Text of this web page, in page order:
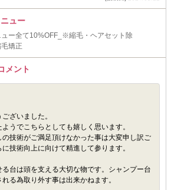
ュー
ュー全て10%OFF_※縮毛・ヘアセット除
矯正
メント
ざいました。
うでこちらとしても嬉しく思います。
の技術がご満足頂けなかった事は大変申し訳ご
技術向上に向けて精進して参ります。
台は頭を支える大切な物です。シャンプー台
る為取り外す事は出来かねます。